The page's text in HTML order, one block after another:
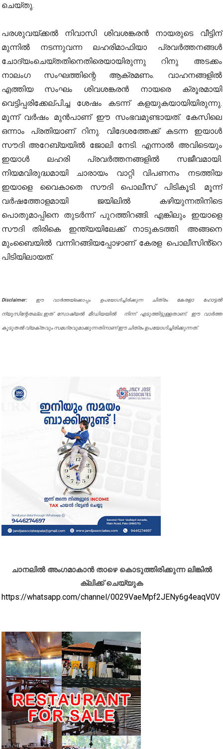
ചെയ്തു.
പരശുവയ്ക്കൽ നിവാസി ശിവശങ്കരൻ നായരുടെ വീട്ടിന്
മുന്നിൽ നടന്നുവന്ന ലഹരിമാഫിയാ പ്രവർത്തനങ്ങൾ
ചോദ്യംചെയ്തതിനെതിരെയായിരുന്നു റിനു അടക്കം
നാലംഗ സംഘത്തിന്റെ ആക്രമണം. വാഹനങ്ങളിൽ
എത്തിയ സംഘം ശിവശങ്കരൻ നായരെ ക്രൂരമായി
വെട്ടിപ്പരിക്കേല്പിച്ച ശേഷം കടന്ന് കളയുകയായിയിരുന്നു.
മൂന്ന് വർഷം മുൻപാണ് ഈ സംഭവമുണ്ടായത്. കേസിലെ
ഒന്നാം പ്രതിയാണ് റിനു. വിദേശത്തേക്ക് കടന്ന ഇയാൾ
സൗദി അറേബ്യയിൽ ജോലി നേടി. എന്നാൽ അവിടെയും
ഇയാൾ ലഹരി പ്രവർത്തനങ്ങളിൽ സജീവമായി.
നിയമവിരുദ്ധമായി ചാരായം വാറ്റി വിപണനം നടത്തിയ
ഇയാളെ വൈകാതെ സൗദി പൊലീസ് പിടികൂടി. മൂന്ന്
വർഷത്തോളമായി ജയിലിൽ കഴിയുന്നതിനിടെ
പൊതുമാപ്പിനെ തുടർന്ന് പുറത്തിറങ്ങി. എങ്കിലും ഇയാളെ
സൗദി തിരികെ ഇന്ത്യയിലേക്ക് നാടുകടത്തി. അങ്ങനെ
മുംബൈയിൽ വന്നിറങ്ങിയപ്പോഴാണ് കേരള പൊലീസിൻ്റെ
പിടിയിലായത്.
Disclaimer: ഈ വാർത്തയ്ക്കൊപ്പം ഉപയോഗിച്ചിരിക്കുന്ന ചിത്രം കേരളാ ഹോട്ടൽ
ന്യൂസിന്റേതല്ല.ഇത് സോഷ്യൽ മീഡിയയിൽ നിന്ന് എടുത്തിട്ടുള്ളതാണ്. ഈ വാർത്ത
കൂടുതൽ വ്യക്തവും സമഗ്രവുമാക്കുന്നതിനാണ് ഈ ചിത്രം ഉപയോഗിച്ചിരിക്കുന്നത്.
ചാനലിൽ അംഗമാകാൻ താഴെ കൊടുത്തിരിക്കുന്ന ലിങ്കിൽ
ക്ലിക്ക് ചെയ്യുക
https://whatsapp.com/channel/0029VaeMpf2JENy6g4eaqV0V